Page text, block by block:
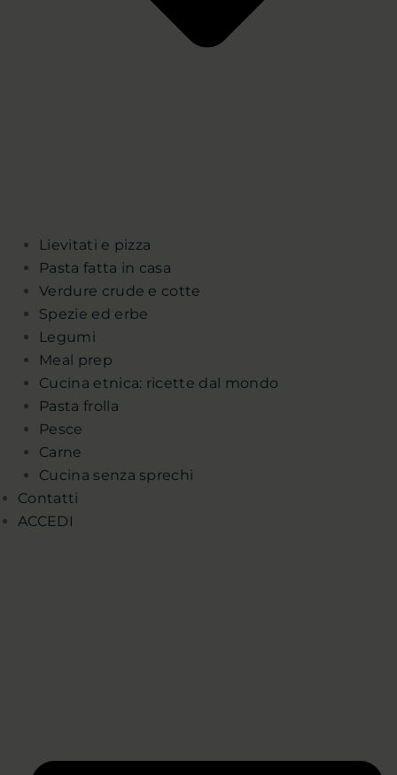
Lievitati e pizza
Pasta fatta in casa
Verdure crude e cotte
Spezie ed erbe
Legumi
Meal prep
Cucina etnica: ricette dal mondo
Pasta frolla
Pesce
Carne
Cucina senza sprechi
Contatti
ACCEDI